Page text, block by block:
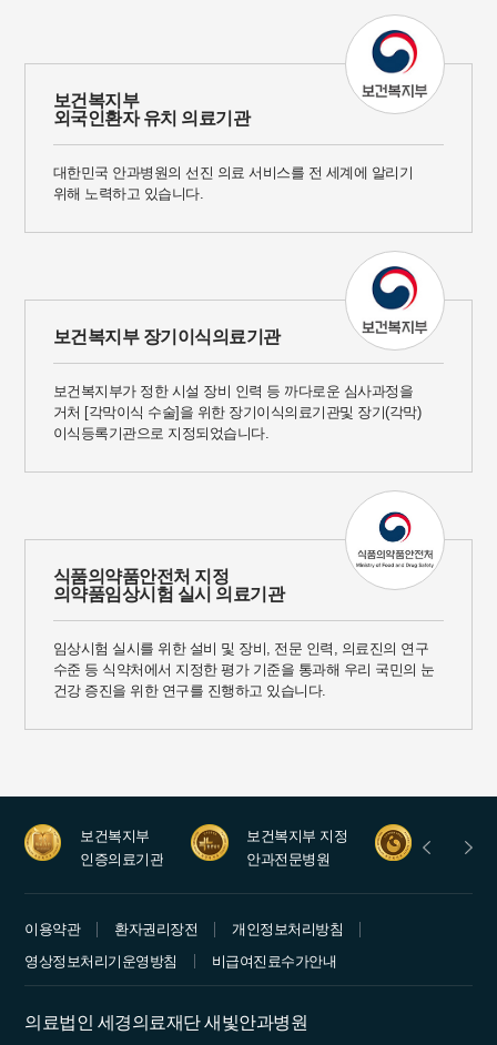
보건복지부
외국인환자 유치 의료기관
대한민국 안과병원의 선진 의료 서비스를 전 세계에 알리기
위해 노력하고 있습니다.
보건복지부 장기이식의료기관
보건복지부가 정한 시설 장비 인력 등 까다로운 심사과정을
거처 [각막이식 수술]을 위한 장기이식의료기관및 장기(각막)
이식등록기관으로 지정되었습니다.
식품의약품안전처 지정
의약품임상시험 실시 의료기관
임상시험 실시를 위한 설비 및 장비, 전문 인력, 의료진의 연구
수준 등 식약처에서 지정한 평가 기준을 통과해 우리 국민의 눈
건강 증진을 위한 연구를 진행하고 있습니다.
보건복지부
인증의료기관
보건복지부 지정
안과전문병원
수련병원
이용약관 환자권리장전
개인정보처리방침
영상정보처리기운영방침
비급여진료수가안내
의료법인 세경의료재단 새빛안과병원